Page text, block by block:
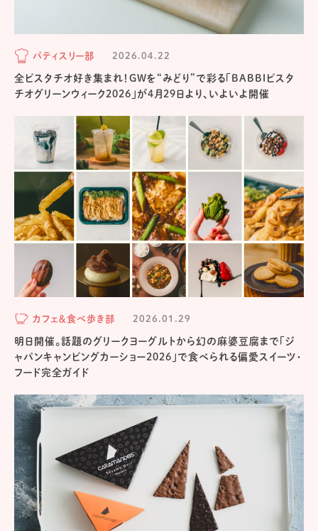
パティスリー部 2026.04.22
全ピスタチオ好き集まれ！GWを“みどり”で彩る「BABBIピスタ
チオグリーンウィーク2026」が4月29日より、いよいよ開催
カフェ＆食べ歩き部 2026.01.29
明日開催。話題のグリークヨーグルトから幻の麻婆豆腐まで「ジ
ャパンキャンピングカーショー2026」で食べられる偏愛スイーツ・
フード完全ガイド